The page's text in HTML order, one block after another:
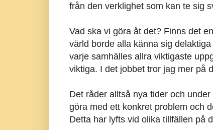
från den verklighet som kan te sig
Vad ska vi göra åt det? Finns det
värld borde alla känna sig
varje samhälles allra viktigaste
viktiga. I det jobbet tror jag mer på
Det råder alltså nya tider och
göra med ett konkret problem och
Detta har lyfts vid olika tillfällen på